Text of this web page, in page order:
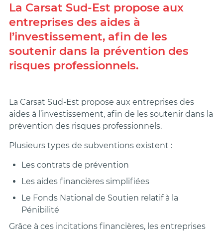
La Carsat Sud-Est propose aux
entreprises des aides à
l’investissement, afin de les
soutenir dans la prévention des
risques professionnels.
La Carsat Sud-Est propose aux entreprises des
aides à l’investissement, afin de les soutenir dans la
prévention des risques professionnels.
Plusieurs types de subventions existent :
Les contrats de prévention
Les aides financières simplifiées
Le Fonds National de Soutien relatif à la
Pénibilité
Grâce à ces incitations financières, les entreprises